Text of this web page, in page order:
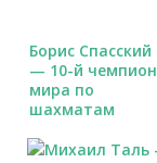
Борис Спасский
— 10-й чемпион
мира по
шахматам